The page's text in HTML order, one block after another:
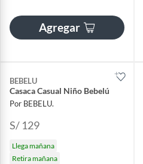
Agregar
BEBELU
Casaca Casual Niño Bebelú
Por BEBELU.
S/ 129
Llega mañana
Retira mañana